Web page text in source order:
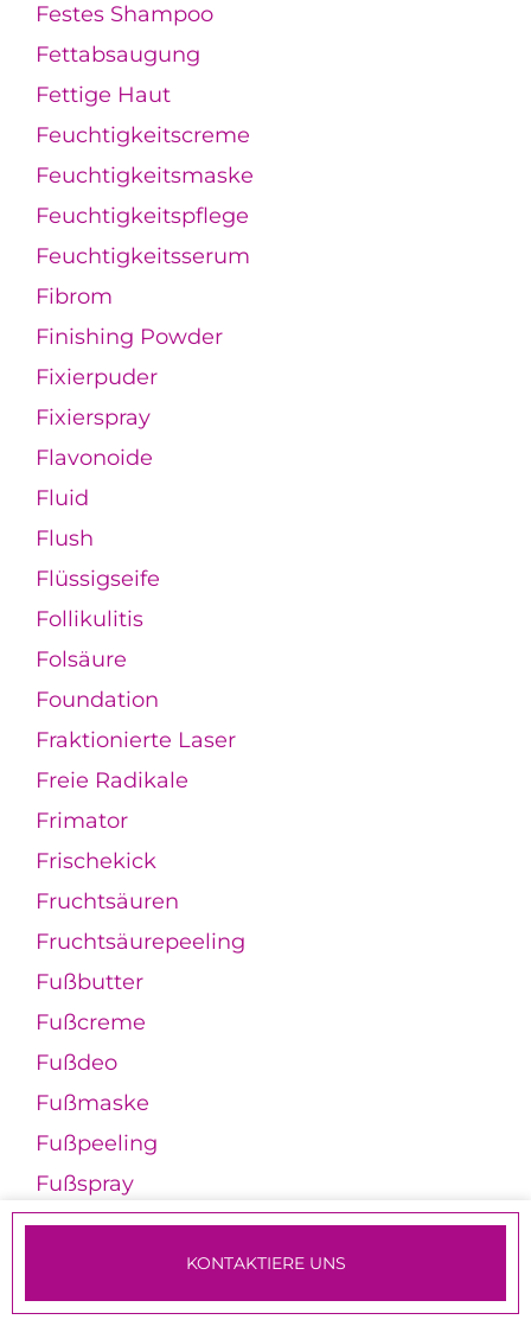
Festes Shampoo
Fettabsaugung
Fettige Haut
Feuchtigkeitscreme
Feuchtigkeitsmaske
Feuchtigkeitspflege
Feuchtigkeitsserum
Fibrom
Finishing Powder
Fixierpuder
Fixierspray
Flavonoide
Fluid
Flush
Flüssigseife
Follikulitis
Folsäure
Foundation
Fraktionierte Laser
Freie Radikale
Frimator
Frischekick
Fruchtsäuren
Fruchtsäurepeeling
Fußbutter
Fußcreme
Fußdeo
Fußmaske
Fußpeeling
Fußspray
TERMINE & ANMELDUNG
KONTAKTIERE UNS